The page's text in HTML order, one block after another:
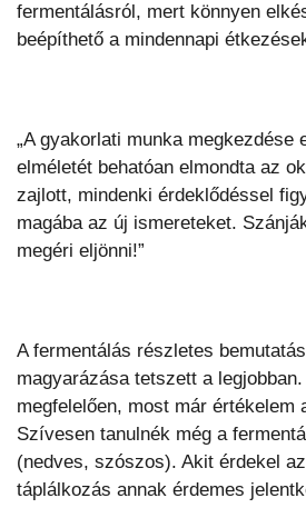
fermentálásról, mert könnyen
beépíthető a mindennapi
„A gyakorlati munka megkezdése
elméletét behatóan elmondta az
zajlott, mindenki érdeklődéssel
magába az új ismereteket.
megéri eljönni!”
A fermentálás részletes
magyarázása tetszett a
megfelelően, most már értékelem
Szívesen tanulnék még a
(nedves, szószos). Akit érdekel
táplálkozás annak érdemes